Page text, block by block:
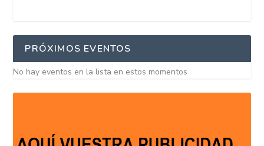
PRÓXIMOS EVENTOS
No hay eventos en la lista en estos momentos